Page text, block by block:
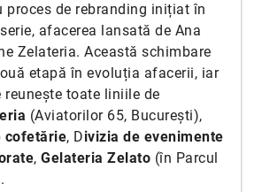
proces de rebranding inițiat în
afacerea lansată de Ana
Zelateria. Această schimbare
etapă în evoluția afacerii, iar
toate liniile de
(Aviatorilor 65, București),
cofetărie, Divizia de evenimente
, Gelateria Zelato (în Parcul